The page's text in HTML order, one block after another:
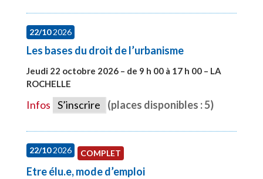
22/102026
Les bases du droit de l’urbanisme
Jeudi 22 octobre 2026 – de 9 h 00 à 17 h 00 – LA
ROCHELLE
Infos S’inscrire (places disponibles : 5)
22/102026 COMPLET
Etre élu.e, mode d’emploi